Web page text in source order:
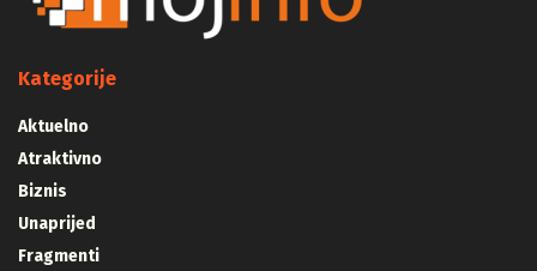
Kategorije
Aktuelno
Atraktivno
Biznis
Unaprijed
Fragmenti